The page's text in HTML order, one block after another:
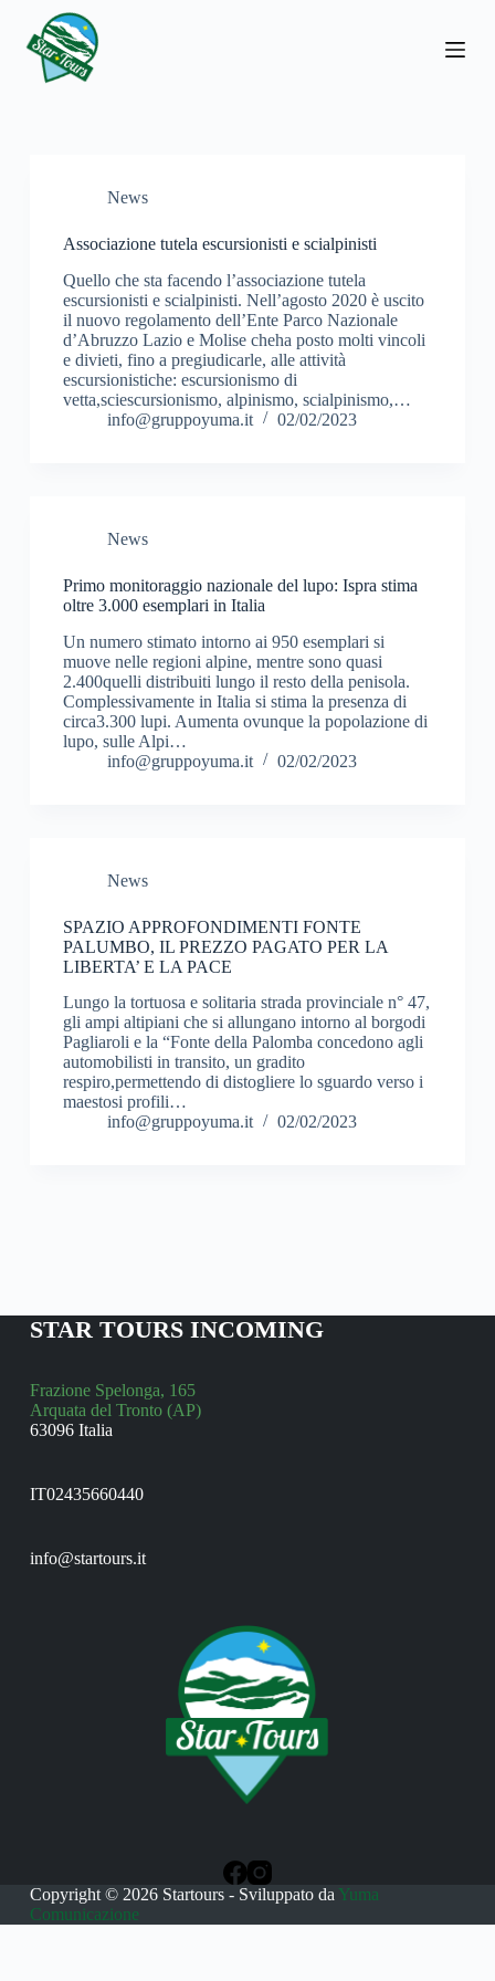
a
News
Associazione tutela escursionisti e scialpinisti
Quello che sta facendo l’associazione tutela
escursionisti e scialpinisti. Nell’agosto 2020 è uscito
il nuovo regolamento dell’Ente Parco Nazionale
d’Abruzzo Lazio e Molise cheha posto molti vincoli
e divieti, fino a pregiudicarle, alle attività
escursionistiche: escursionismo di
vetta,sciescursionismo, alpinismo, scialpinismo,…
info@gruppoyuma.it
02/02/2023
News
Primo monitoraggio nazionale del lupo: Ispra stima
oltre 3.000 esemplari in Italia
Un numero stimato intorno ai 950 esemplari si
muove nelle regioni alpine, mentre sono quasi
2.400quelli distribuiti lungo il resto della penisola.
Complessivamente in Italia si stima la presenza di
circa3.300 lupi. Aumenta ovunque la popolazione di
lupo, sulle Alpi…
info@gruppoyuma.it
02/02/2023
News
SPAZIO APPROFONDIMENTI FONTE
PALUMBO, IL PREZZO PAGATO PER LA
LIBERTA’ E LA PACE
Lungo la tortuosa e solitaria strada provinciale n° 47,
gli ampi altipiani che si allungano intorno al borgodi
Pagliaroli e la “Fonte della Palomba concedono agli
automobilisti in transito, un gradito
respiro,permettendo di distogliere lo sguardo verso i
maestosi profili…
info@gruppoyuma.it
02/02/2023
STAR TOURS INCOMING
Frazione Spelonga, 165
Arquata del Tronto (AP)
63096 Italia
IT02435660440
info@startours.it
Copyright © 2026 Startours - Sviluppato da Yuma
Comunicazione